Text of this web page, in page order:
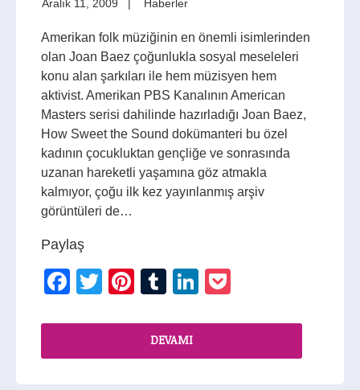
Aralık 11, 2009 Haberler
Amerikan folk müziğinin en önemli isimlerinden
olan Joan Baez çoğunlukla sosyal meseleleri
konu alan şarkıları ile hem müzisyen hem
aktivist. Amerikan PBS Kanalının American
Masters serisi dahilinde hazırladığı Joan Baez,
How Sweet the Sound dokümanteri bu özel
kadının çocukluktan gençliğe ve sonrasında
uzanan hareketli yaşamına göz atmakla
kalmıyor, çoğu ilk kez yayınlanmış arşiv
görüntüleri de…
Paylaş
Facebook
TwitterPinterest
TumblrLinkedIn
DEVAMI